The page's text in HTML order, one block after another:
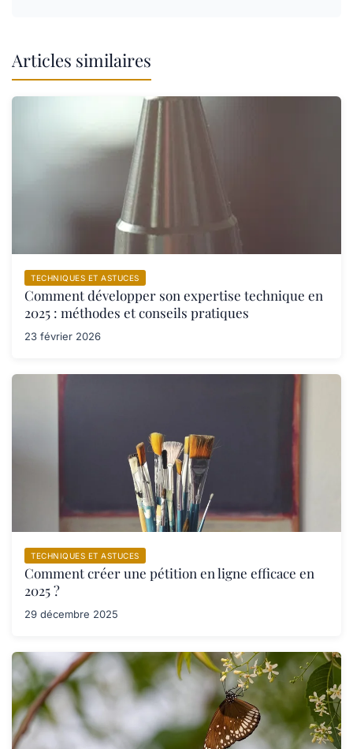
Articles similaires
TECHNIQUES ET ASTUCES
Comment développer son expertise technique en
2025 : méthodes et conseils pratiques
23 février 2026
TECHNIQUES ET ASTUCES
Comment créer une pétition en ligne efficace en
2025 ?
29 décembre 2025